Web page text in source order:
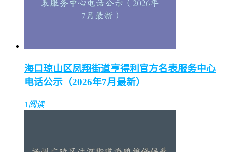
海口琼山区凤翔街道亨得利官方名表服务中心
电话公示（2026年7月最新）
1 阅读